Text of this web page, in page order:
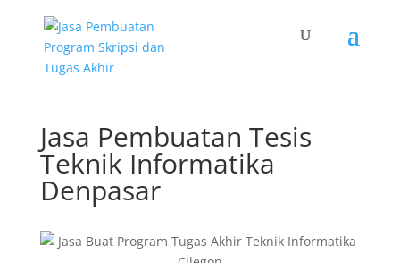
Jasa Pembuatan Tesis
Teknik Informatika
Denpasar